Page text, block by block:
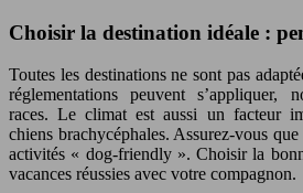
Choisir la destination idéale :
Toutes les destinations ne sont pas
réglementations peuvent s’appliquer,
races. Le climat est aussi un facteur
chiens brachycéphales. Assurez-vous
activités « dog-friendly ». Choisir la
vacances réussies avec votre compagnon.